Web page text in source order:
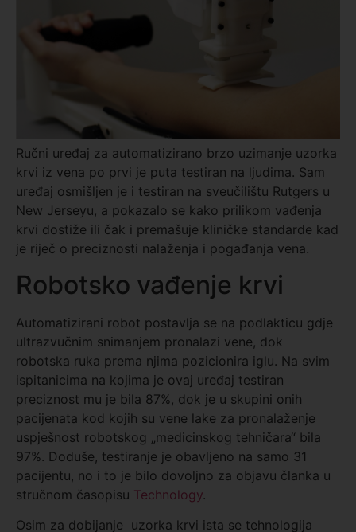
Ručni uređaj za automatizirano brzo uzimanje uzorka
krvi iz vena po prvi je puta testiran na ljudima. Sam
uređaj osmišljen je i testiran na sveučilištu Rutgers u
New Jerseyu, a pokazalo se kako prilikom vađenja
krvi dostiže ili čak i premašuje kliničke standarde kad
je riječ o preciznosti nalaženja i pogađanja vena.
Robotsko vađenje krvi
Automatizirani robot postavlja se na podlakticu gdje
ultrazvučnim snimanjem pronalazi vene, dok
robotska ruka prema njima pozicionira iglu. Na svim
ispitanicima na kojima je ovaj uređaj testiran
preciznost mu je bila 87%, dok je u skupini onih
pacijenata kod kojih su vene lake za pronalaženje
uspješnost robotskog „medicinskog tehničara“ bila
97%. Doduše, testiranje je obavljeno na samo 31
pacijentu, no i to je bilo dovoljno za objavu članka u
stručnom časopisu Technology.
Osim za dobijanje uzorka krvi ista se tehnologija